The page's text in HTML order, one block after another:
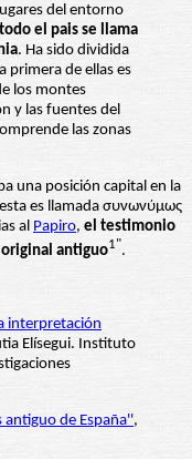
del entorno
todo el pais se llama
. Ha sido dividida
primera de ellas es
los montes
y las fuentes del
las zonas
una posición capital en la
es llamada συνωνύμως
al Papiro, el testimonio
antiguo1".
interpretación
Elísegui. Instituto
antiguo de España'',